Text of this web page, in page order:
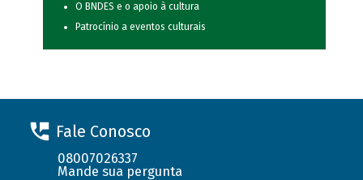
O BNDES e o apoio à cultura
Patrocínio a eventos culturais
Fale Conosco
08007026337
Mande sua pergunta